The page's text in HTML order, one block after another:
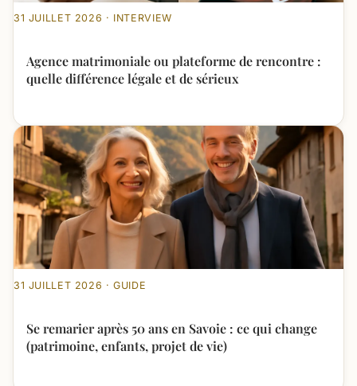
31 JUILLET 2026 · INTERVIEW
Agence matrimoniale ou plateforme de rencontre :
quelle différence légale et de sérieux
31 JUILLET 2026 · GUIDE
Se remarier après 50 ans en Savoie : ce qui change
(patrimoine, enfants, projet de vie)